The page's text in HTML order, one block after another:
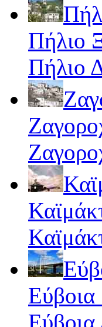
Πήλιο
Πήλιο
Εύβοια
Εύβοια